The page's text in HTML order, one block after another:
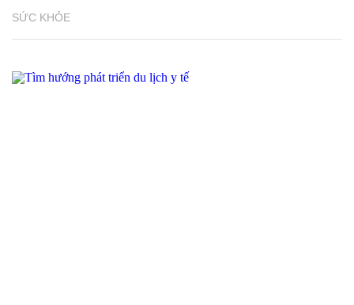
SỨC KHỎE